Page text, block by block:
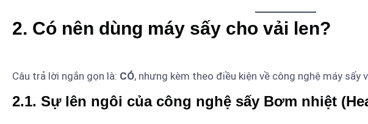
2. Có nên dùng máy sấy cho vải len?
Câu trả lời ngắn gọn là: CÓ, nhưng kèm theo điều kiện về công nghệ máy sấy
2.1. Sự lên ngôi của công nghệ sấy Bơm nhiệt